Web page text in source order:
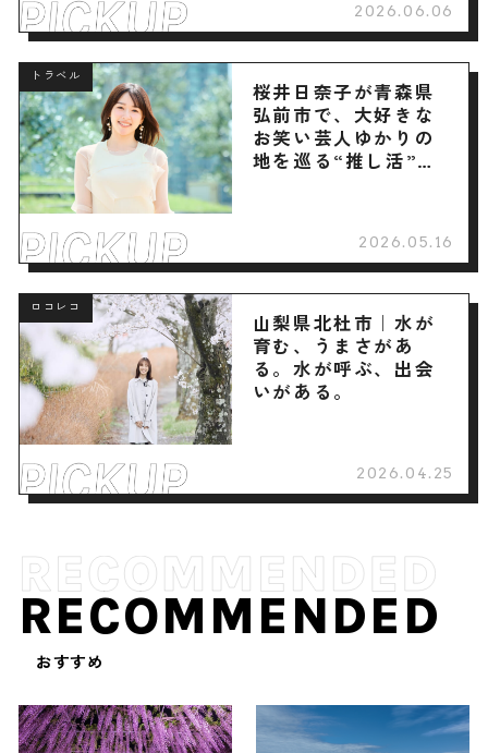
2026.06.06
トラベル
桜井日奈子が青森県
弘前市で、大好きな
お笑い芸人ゆかりの
地を巡る“推し活”旅
2026.05.16
ロコレコ
山梨県北杜市｜水が
育む、うまさがあ
る。水が呼ぶ、出会
いがある。
2026.04.25
RECOMMENDED
おすすめ